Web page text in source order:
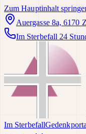
Zum Hauptinhalt
Auergasse 8a, 6170
Im Sterbefall 24
Im Sterbefall